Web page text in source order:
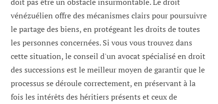
vénézuélien offre des mécanismes clairs pour poursuivre
le partage des biens, en protégeant les droits de toutes
les personnes concernées. Si vous vous trouvez dans
cette situation, le conseil d'un avocat spécialisé en droit
des successions est le meilleur moyen de garantir que le
processus se déroule correctement, en préservant à la
fois les intérêts des héritiers présents et ceux de